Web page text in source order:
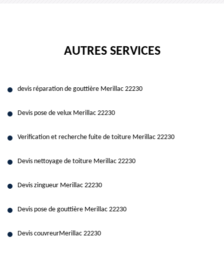
AUTRES SERVICES
devis réparation de gouttière Merillac 22230
Devis pose de velux Merillac 22230
Verification et recherche fuite de toiture Merillac 22230
Devis nettoyage de toiture Merillac 22230
Devis zingueur Merillac 22230
Devis pose de gouttière Merillac 22230
Devis couvreurMerillac 22230